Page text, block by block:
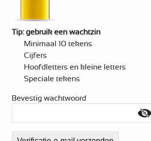
Tip: gebruik een wachtzin
Minimaal 10 tekens
Cijfers
Hoofdletters en kleine letters
Speciale tekens
Bevestig wachtwoord